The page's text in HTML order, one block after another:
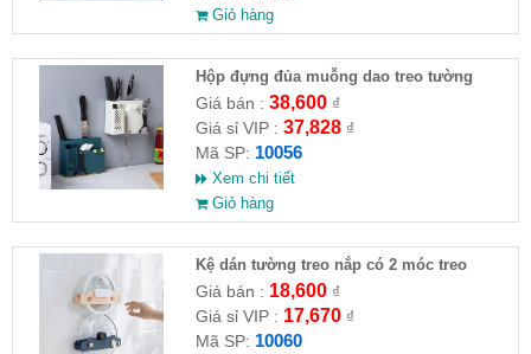
Giỏ hàng
Hộp đựng đủa muỗng dao treo tường
Giá bán : 38,600₫
Giá sỉ VIP : 37,828₫
Mã SP: 10056
Xem chi tiết
Giỏ hàng
Kệ dán tường treo nắp có 2 móc treo
Giá bán : 18,600₫
Giá sỉ VIP : 17,670₫
Mã SP: 10060